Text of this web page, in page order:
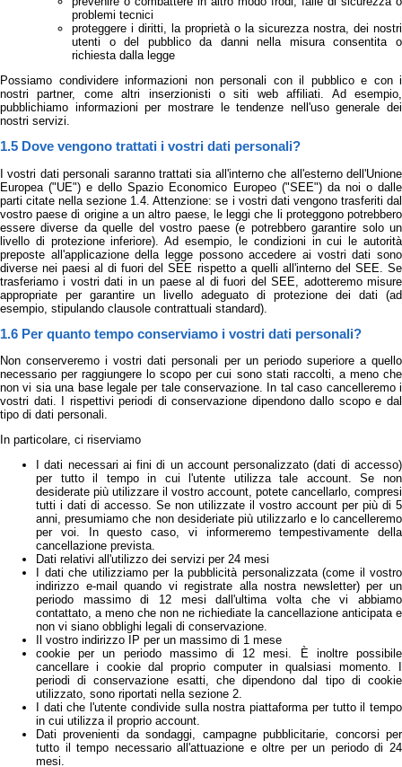
problemi tecnici
proteggere i diritti, la proprietà o la sicurezza nostra, dei nostri
utenti o del pubblico da danni nella misura consentita o
richiesta dalla legge
Possiamo condividere informazioni non personali con il pubblico e con i
nostri partner, come altri inserzionisti o siti web affiliati. Ad esempio,
pubblichiamo informazioni per mostrare le tendenze nell'uso generale dei
nostri servizi.
1.5 Dove vengono trattati i vostri dati personali?
I vostri dati personali saranno trattati sia all'interno che all'esterno dell'Unione
Europea ("UE") e dello Spazio Economico Europeo ("SEE") da noi o dalle
parti citate nella sezione 1.4. Attenzione: se i vostri dati vengono trasferiti dal
vostro paese di origine a un altro paese, le leggi che li proteggono potrebbero
essere diverse da quelle del vostro paese (e potrebbero garantire solo un
livello di protezione inferiore). Ad esempio, le condizioni in cui le autorità
preposte all'applicazione della legge possono accedere ai vostri dati sono
diverse nei paesi al di fuori del SEE rispetto a quelli all'interno del SEE. Se
trasferiamo i vostri dati in un paese al di fuori del SEE, adotteremo misure
appropriate per garantire un livello adeguato di protezione dei dati (ad
esempio, stipulando clausole contrattuali standard).
1.6 Per quanto tempo conserviamo i vostri dati personali?
Non conserveremo i vostri dati personali per un periodo superiore a quello
necessario per raggiungere lo scopo per cui sono stati raccolti, a meno che
non vi sia una base legale per tale conservazione. In tal caso cancelleremo i
vostri dati. I rispettivi periodi di conservazione dipendono dallo scopo e dal
tipo di dati personali.
In particolare, ci riserviamo
I dati necessari ai fini di un account personalizzato (dati di accesso)
per tutto il tempo in cui l'utente utilizza tale account. Se non
desiderate più utilizzare il vostro account, potete cancellarlo, compresi
tutti i dati di accesso. Se non utilizzate il vostro account per più di 5
anni, presumiamo che non desideriate più utilizzarlo e lo cancelleremo
per voi. In questo caso, vi informeremo tempestivamente della
cancellazione prevista.
Dati relativi all'utilizzo dei servizi per 24 mesi
I dati che utilizziamo per la pubblicità personalizzata (come il vostro
indirizzo e-mail quando vi registrate alla nostra newsletter) per un
periodo massimo di 12 mesi dall'ultima volta che vi abbiamo
contattato, a meno che non ne richiediate la cancellazione anticipata e
non vi siano obblighi legali di conservazione.
Il vostro indirizzo IP per un massimo di 1 mese
cookie per un periodo massimo di 12 mesi. È inoltre possibile
cancellare i cookie dal proprio computer in qualsiasi momento. I
periodi di conservazione esatti, che dipendono dal tipo di cookie
utilizzato, sono riportati nella sezione 2.
I dati che l'utente condivide sulla nostra piattaforma per tutto il tempo
in cui utilizza il proprio account.
Dati provenienti da sondaggi, campagne pubblicitarie, concorsi per
tutto il tempo necessario all'attuazione e oltre per un periodo di 24
mesi.